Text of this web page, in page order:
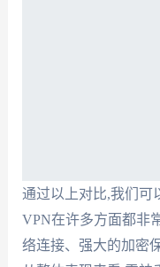
通过以上对比,我们可
VPN在许多方面都非
络连接、强大的加密